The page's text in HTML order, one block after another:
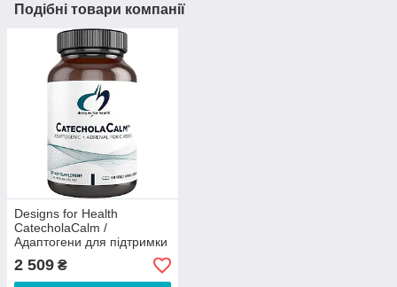
Подібні товари компанії
Designs for Health
CatecholaCalm /
Адаптогени для підтримки
надниркових залоз при
стресі 90 капсул
2 509 ₴